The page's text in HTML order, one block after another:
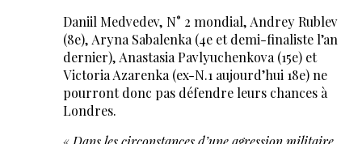
Daniil Medvedev, N° 2 mondial, Andrey Rublev
(8e), Aryna Sabalenka (4e et demi-finaliste l’an
dernier), Anastasia Pavlyuchenkova (15e) et
Victoria Azarenka (ex-N.1 aujourd’hui 18e) ne
pourront donc pas défendre leurs chances à
Londres.